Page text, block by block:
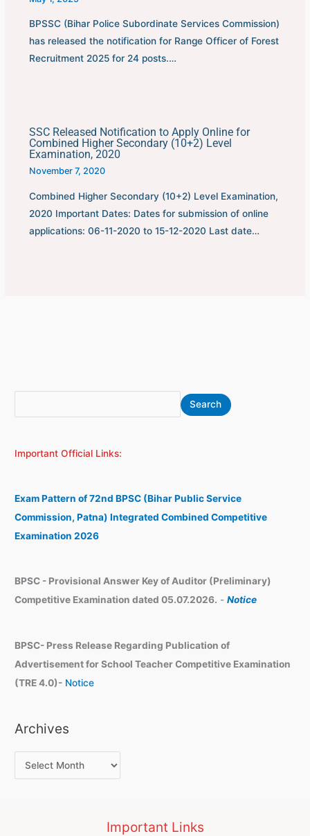
BPSSC (Bihar Police Subordinate Services Commission)
has released the notification for Range Officer of Forest
Recruitment 2025 for 24 posts.…
SSC Released Notification to Apply Online for
Combined Higher Secondary (10+2) Level
Examination, 2020
November 7, 2020
Combined Higher Secondary (10+2) Level Examination,
2020 Important Dates: Dates for submission of online
applications: 06-11-2020 to 15-12-2020 Last date…
e
r
h
Search
Important Official Links:
Exam Pattern of 72nd BPSC (Bihar Public Service
Commission, Patna) Integrated Combined Competitive
Examination 2026
BPSC - Provisional Answer Key of Auditor (Preliminary)
Competitive Examination dated 05.07.2026. -Notice
BPSC- Press Release Regarding Publication of
Advertisement for School Teacher Competitive Examination
(TRE 4.0)- Notice
Archives
r
h
v
e
s
Important Links